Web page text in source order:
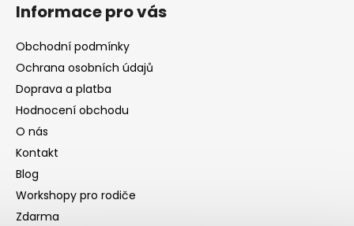
Informace pro vás
Obchodní podmínky
Ochrana osobních údajů
Doprava a platba
Hodnocení obchodu
O nás
Kontakt
Blog
Workshopy pro rodiče
Zdarma